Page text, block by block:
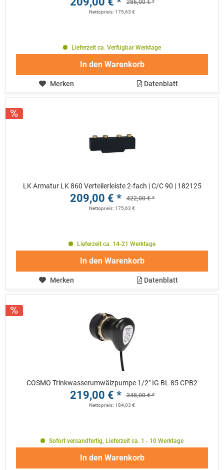
286,00 € *
Nettopreis: 175,63 €
Lieferzeit ca. Verfügbar Werktage
In den Warenkorb
Merken Datenblatt
LK Armatur LK 860 Verteilerleiste 2-fach | C/C 90 | 182125
209,00 € * 422,00 € *
Nettopreis: 175,63 €
Lieferzeit ca. 14-21 Werktage
In den Warenkorb
Merken Datenblatt
COSMO Trinkwasserumwälzpumpe 1/2" IG BL 85 CPB2
219,00 € * 348,00 € *
Nettopreis: 184,03 €
Sofort versandfertig, Lieferzeit ca. 1 - 10 Werktage
In den Warenkorb